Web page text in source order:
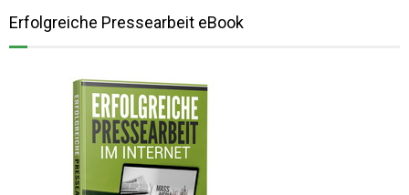
Erfolgreiche Pressearbeit eBook